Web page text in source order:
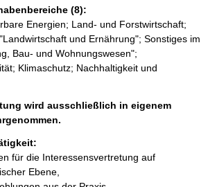
(8):
Energien; Land- und Forstwirtschaft;
und Ernährung"; Sonstiges im
Bau- und Wohnungswesen";
Klimaschutz; Nachhaltigkeit und
wird ausschließlich in eigenem
für die Interessensvertretung auf
Ebene,